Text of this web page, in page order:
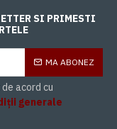
SI PRIMESTI
MA ABONEZ
acord cu
generale